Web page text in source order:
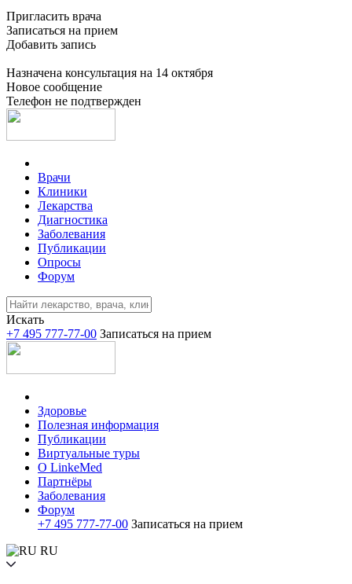
Пригласить врача
Записаться на прием
Добавить запись
Назначена консультация на 14 октября
Новое сообщение
Телефон не подтвержден
Врачи
Клиники
Лекарства
Диагностика
Заболевания
Публикации
Опросы
Форум
Искать
+7 495 777-77-00 Записаться на прием
Здоровье
Полезная информация
Публикации
Виртуальные туры
О LinkeMed
Партнёры
Заболевания
Форум
+7 495 777-77-00 Записаться на прием
RU